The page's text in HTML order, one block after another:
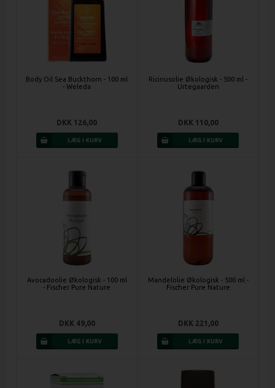
Body Oil Sea Buckthorn - 100 ml
- Weleda
DKK 126,00
Ricinusolie Økologisk - 500 ml -
Urtegaarden
DKK 110,00
Avocadoolie Økologisk - 100 ml
- Fischer Pure Nature
DKK 49,00
Mandelolie Økologisk - 500 ml -
Fischer Pure Nature
DKK 221,00